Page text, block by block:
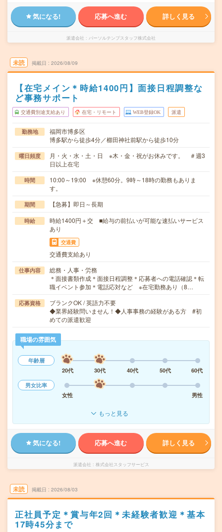
気になる! 応募へ進む 詳しく見る
派遣会社 パーソルテンプスタッフ株式会社
未読 掲載日 2026/08/09
【在宅メイン＊時給1400円】面接日程調整な
ど事務サポート
交通費別途支給あり 在宅・リモート WEB登録OK 派遣
勤務地
福岡市博多区
博多駅から徒歩4分／櫛田神社前駅から徒歩10分
曜日頻度
月・火・水・土・日 ※木・金・祝がお休みです。 ＃週3
日以上在宅
時間
10:00～19:00 ※休憩60分。9時～18時の勤務もありま
す。
期間 【急募】即日～長期
時給
時給1400円＋交 ■給与の前払いが可能な速払いサービス
あり
交通費
交通費支給あり
仕事内容
総務・人事・労務
＊面接書類作成＊面接日程調整＊応募者への電話確認＊転
職イベント参加＊電話応対など ※在宅勤務あり（8…
応募資格
ブランクOK / 英語力不要
◆業界経験問いません！◆人事事務の経験がある方 #初
めての派遣歓迎
職場の雰囲気
年齢層
20代
30代 40代 50代
60代
男女比率
女性
男性
もっと見る
気になる! 応募へ進む 詳しく見る
派遣会社 株式会社スタッフサービス
未読 掲載日 2026/08/03
正社員予定＊賞与年2回＊未経験者歓迎＊基本
17時45分まで